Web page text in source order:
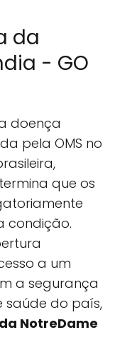
da
- GO
doença
pela OMS no
que os
condição.
a um
a segurança
saúde do país,
NotreDame